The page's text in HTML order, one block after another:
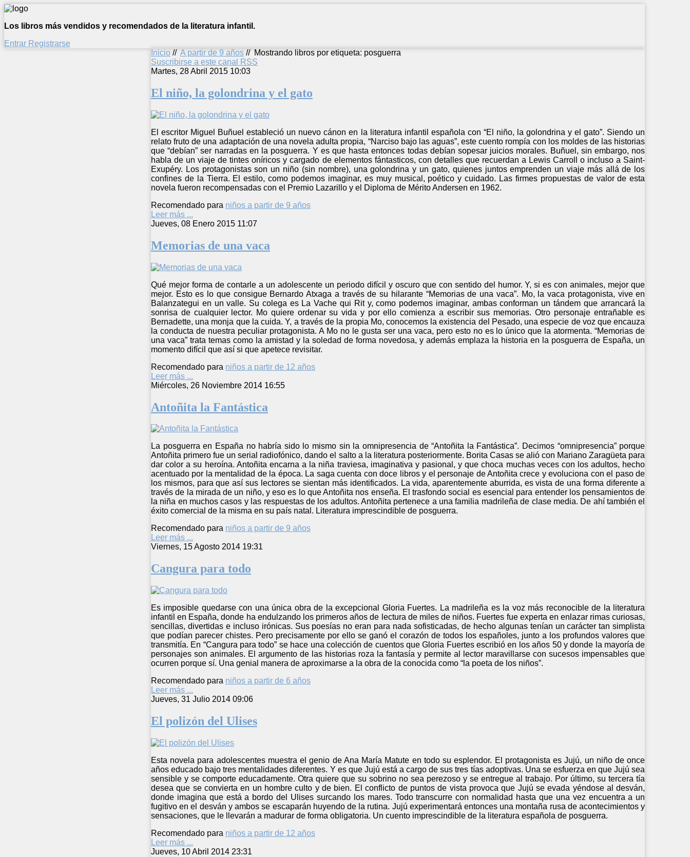
Los libros más vendidos y recomendados de la literatura infantil.
Entrar Registrarse
Inicio // A partir de 9 años // Mostrando libros por etiqueta: posguerra
Suscribirse a este canal RSS
Martes, 28 Abril 2015 10:03
El niño, la golondrina y el gato
El escritor Miguel Buñuel estableció un nuevo cánon en la literatura infantil española con “El niño, la golondrina y el gato”. Siendo un
relato fruto de una adaptación de una novela adulta propia, “Narciso bajo las aguas”, este cuento rompía con los moldes de las historias
que “debían” ser narradas en la posguerra. Y es que hasta entonces todas debían sopesar juicios morales. Buñuel, sin embargo, nos
habla de un viaje de tintes oníricos y cargado de elementos fántasticos, con detalles que recuerdan a Lewis Carroll o incluso a Saint-
Exupéry. Los protagonistas son un niño (sin nombre), una golondrina y un gato, quienes juntos emprenden un viaje más allá de los
confines de la Tierra. El estilo, como podemos imaginar, es muy musical, poético y cuidado. Las firmes propuestas de valor de esta
novela fueron recompensadas con el Premio Lazarillo y el Diploma de Mérito Andersen en 1962.
Recomendado para niños a partir de 9 años
Leer más ...
Jueves, 08 Enero 2015 11:07
Memorias de una vaca
Qué mejor forma de contarle a un adolescente un periodo difícil y oscuro que con sentido del humor. Y, si es con animales, mejor que
mejor. Esto es lo que consigue Bernardo Atxaga a través de su hilarante “Memorias de una vaca”. Mo, la vaca protagonista, vive en
Balanzategui en un valle. Su colega es La Vache qui Rit y, como podemos imaginar, ambas conforman un tándem que arrancará la
sonrisa de cualquier lector. Mo quiere ordenar su vida y por ello comienza a escribir sus memorias. Otro personaje entrañable es
Bernadette, una monja que la cuida. Y, a través de la propia Mo, conocemos la existencia del Pesado, una especie de voz que encauza
la conducta de nuestra peculiar protagonista. A Mo no le gusta ser una vaca, pero esto no es lo único que la atormenta. “Memorias de
una vaca” trata temas como la amistad y la soledad de forma novedosa, y además emplaza la historia en la posguerra de España, un
momento difícil que así si que apetece revisitar.
Recomendado para niños a partir de 12 años
Leer más ...
Miércoles, 26 Noviembre 2014 16:55
Antoñita la Fantástica
La posguerra en España no habría sido lo mismo sin la omnipresencia de “Antoñita la Fantástica”. Decimos “omnipresencia” porque
Antoñita primero fue un serial radiofónico, dando el salto a la literatura posteriormente. Borita Casas se alió con Mariano Zaragüeta para
dar color a su heroína. Antoñita encarna a la niña traviesa, imaginativa y pasional, y que choca muchas veces con los adultos, hecho
acentuado por la mentalidad de la época. La saga cuenta con doce libros y el personaje de Antoñita crece y evoluciona con el paso de
los mismos, para que así sus lectores se sientan más identificados. La vida, aparentemente aburrida, es vista de una forma diferente a
través de la mirada de un niño, y eso es lo que Antoñita nos enseña. El trasfondo social es esencial para entender los pensamientos de
la niña en muchos casos y las respuestas de los adultos. Antoñita pertenece a una familia madrileña de clase media. De ahí también el
éxito comercial de la misma en su país natal. Literatura imprescindible de posguerra.
Recomendado para niños a partir de 9 años
Leer más ...
Viernes, 15 Agosto 2014 19:31
Cangura para todo
Es imposible quedarse con una única obra de la excepcional Gloria Fuertes. La madrileña es la voz más reconocible de la literatura
infantil en España, donde ha endulzando los primeros años de lectura de miles de niños. Fuertes fue experta en enlazar rimas curiosas,
sencillas, divertidas e incluso irónicas. Sus poesías no eran para nada sofisticadas, de hecho algunas tenían un carácter tan simplista
que podían parecer chistes. Pero precisamente por ello se ganó el corazón de todos los españoles, junto a los profundos valores que
transmitía. En “Cangura para todo” se hace una colección de cuentos que Gloria Fuertes escribió en los años 50 y donde la mayoría de
personajes son animales. El argumento de las historias roza la fantasía y permite al lector maravillarse con sucesos impensables que
ocurren porque sí. Una genial manera de aproximarse a la obra de la conocida como “la poeta de los niños”.
Recomendado para niños a partir de 6 años
Leer más ...
Jueves, 31 Julio 2014 09:06
El polizón del Ulises
Esta novela para adolescentes muestra el genio de Ana María Matute en todo su esplendor. El protagonista es Jujú, un niño de once
años educado bajo tres mentalidades diferentes. Y es que Jujú está a cargo de sus tres tías adoptivas. Una se esfuerza en que Jujú sea
sensible y se comporte educadamente. Otra quiere que su sobrino no sea perezoso y se entregue al trabajo. Por último, su tercera tía
desea que se convierta en un hombre culto y de bien. El conflicto de puntos de vista provoca que Jujú se evada yéndose al desván,
donde imagina que está a bordo del Ulises surcando los mares. Todo transcurre con normalidad hasta que una vez encuentra a un
fugitivo en el desván y ambos se escaparán huyendo de la rutina. Jujú experimentará entonces una montaña rusa de acontecimientos y
sensaciones, que le llevarán a madurar de forma obligatoria. Un cuento imprescindible de la literatura española de posguerra.
Recomendado para niños a partir de 12 años
Leer más ...
Jueves, 10 Abril 2014 23:31